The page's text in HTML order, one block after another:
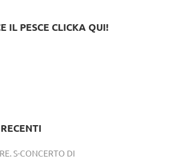
IL PESCE CLICKA QUI!
S-CONCERTO DI